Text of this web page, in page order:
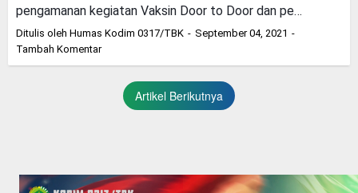
pengamanan kegiatan Vaksin Door to Door dan pe…
Ditulis oleh Humas Kodim 0317/TBK
September 04, 2021
Tambah Komentar
Artikel Berikutnya